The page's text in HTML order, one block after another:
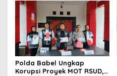
Polda Babel Ungkap
Korupsi Proyek MOT RSUD,